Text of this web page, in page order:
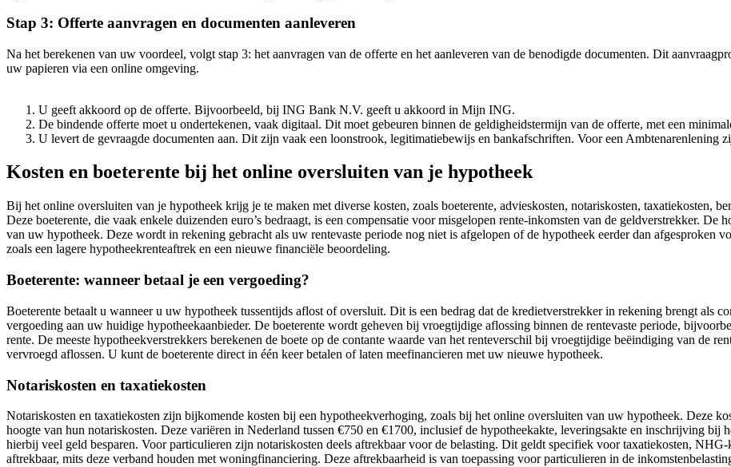
Stap 3: Offerte aanvragen en documenten aanleveren
Na het berekenen van uw voordeel, volgt stap 3: het aanvragen van de offerte en het aanleveren van de benodigde documenten. Dit
uw papieren via een online omgeving.
U geeft akkoord op de offerte. Bijvoorbeeld, bij ING Bank N.V. geeft u akkoord in Mijn ING.
De bindende offerte moet u ondertekenen, vaak digitaal. Dit moet gebeuren binnen de geldigheidstermijn van de offerte, met een
U levert de gevraagde documenten aan. Dit zijn vaak een loonstrook, legitimatiebewijs en bankafschriften. Voor een Ambtenarenlening
Kosten en boeterente bij het online oversluiten van je hypotheek
Bij het online oversluiten van je hypotheek krijg je te maken met diverse kosten, zoals boeterente, advieskosten, notariskosten, taxatiekosten,
Deze boeterente, die vaak enkele duizenden euro’s bedraagt, is een compensatie voor misgelopen rente-inkomsten van de geldverstrekker.
van uw hypotheek. Deze wordt in rekening gebracht als uw rentevaste periode nog niet is afgelopen of de hypotheek eerder dan afgesproken
zoals een lagere hypotheekrenteaftrek en een nieuwe financiële beoordeling.
Boeterente: wanneer betaal je een vergoeding?
Boeterente betaalt u wanneer u uw hypotheek tussentijds aflost of oversluit. Dit is een bedrag dat de kredietverstrekker in rekening brengt als
vergoeding aan uw huidige hypotheekaanbieder. De boeterente wordt geheven bij vroegtijdige aflossing binnen de rentevaste periode,
rente. De meeste hypotheekverstrekkers berekenen de boete op de contante waarde van het renteverschil bij vroegtijdige beëindiging van de
vervroegd aflossen. U kunt de boeterente direct in één keer betalen of laten meefinancieren met uw nieuwe hypotheek.
Notariskosten en taxatiekosten
Notariskosten en taxatiekosten zijn bijkomende kosten bij een hypotheekverhoging, zoals bij het online oversluiten van uw hypotheek. Deze
hoogte van hun notariskosten. Deze variëren in Nederland tussen €750 en €1700, inclusief de hypotheekakte, leveringsakte en inschrijving bij
hierbij veel geld besparen. Voor particulieren zijn notariskosten deels aftrekbaar voor de belasting. Dit geldt specifiek voor taxatiekosten,
aftrekbaar, mits deze verband houden met woningfinanciering. Deze aftrekbaarheid is van toepassing voor particulieren in de